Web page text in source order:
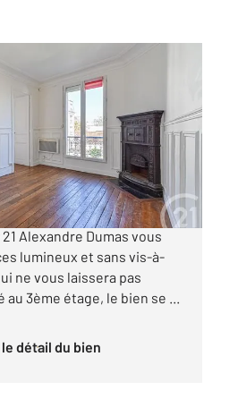
à vendre
€
de la prisée place de la
Alexandre Dumas vous
lumineux et sans vis-à-
ne vous laissera pas
3ème étage, le bien se ...
le détail du bien